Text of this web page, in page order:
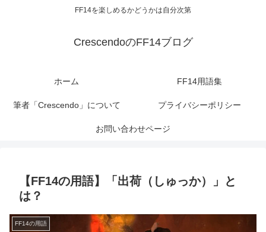
FF14を楽しめるかどうかは自分次第
CrescendoのFF14ブログ
ホーム FF14用語集
筆者「Crescendo」について プライバシーポリシー
お問い合わせページ
【FF14の用語】「出荷（しゅっか）」と
は？
FF14の用語